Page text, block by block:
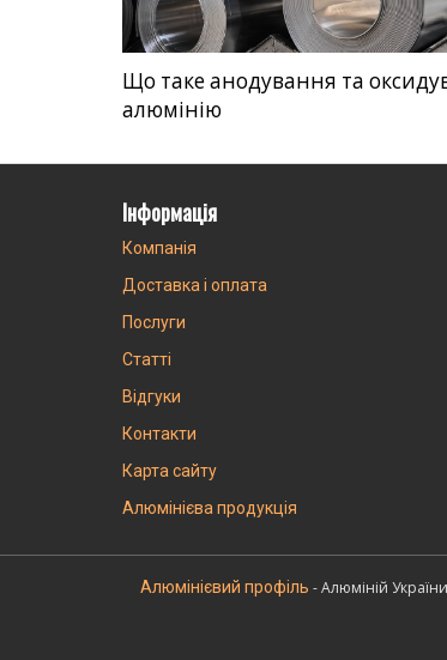
Що таке анодування та
алюмінію
Інформація
Компанія
Доставка і оплата
Послуги
Статті
Відгуки
Контакти
Карта сайту
Алюмінієва продукція
Алюмінієвий профіль - Алюміній